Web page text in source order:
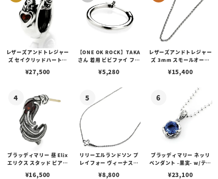
レザーズアンドトレジャー
ズ セイクリッドハートピ
¥27,500
【ONE OK ROCK】TAKA
さん 着用 ビビファイ フー
¥5,280
レザーズアンドトレジャー
ズ 3mm スモールオーバ
ブスタークラスプ＆LTロ
¥15,400
ブラッディマリー 昼 Elix
エリクス スタッド ピアス
¥16,500
リリーエルランドソン プ
レイフォー ヴィーナスチ
¥8,800
ブラッディマリー ネッリ
ペンダント -果実- w/ティ
¥23,100